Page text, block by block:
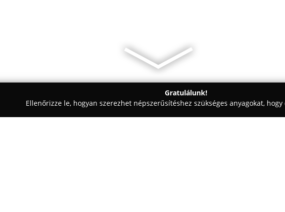
Gratulálunk!
Ellenőrizze le, hogyan szerezhet népszerűsítéshez szükséges anyagokat,